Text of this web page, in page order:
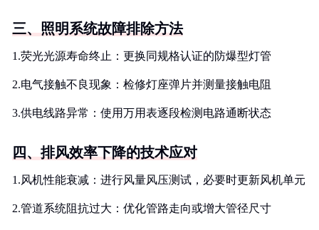
三、照明系统故障排除方法
1.荧光光源寿命终止：更换同规格认证的防爆型灯管
2.电气接触不良现象：检修灯座弹片并测量接触电阻
3.供电线路异常：使用万用表逐段检测电路通断状态
四、排风效率下降的技术应对
1.风机性能衰减：进行风量风压测试，必要时更新风机单元
2.管道系统阻抗过大：优化管路走向或增大管径尺寸